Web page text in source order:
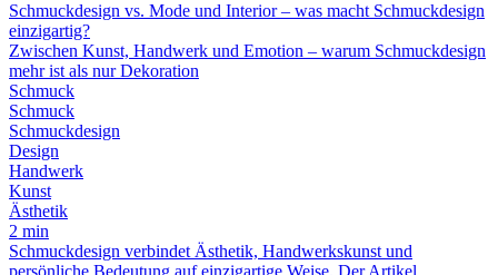
Schmuckdesign vs. Mode und Interior – was macht Schmuckdesign
einzigartig?
Zwischen Kunst, Handwerk und Emotion – warum Schmuckdesign
mehr ist als nur Dekoration
Schmuck
Schmuck
Schmuckdesign
Design
Handwerk
Kunst
Ästhetik
2 min
Schmuckdesign verbindet Ästhetik, Handwerkskunst und